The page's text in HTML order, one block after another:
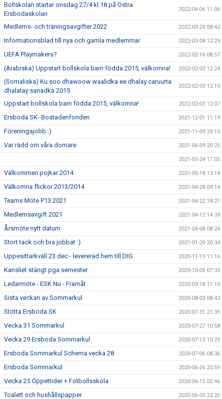
Bollskolan startar onsdag 27/4 kl 18 på Östra
Ersbodaskolan
2022-04-06 11:06
Medlems- och träningsavgifter 2022 2022-03-24 08:42
Informationsblad till nya och gamla medlemmar 2022-03-08 12:29
UEFA Playmakers? 2022-02-16 08:57
(Arabiska) Uppstart bollskola barn födda 2015, välkomna! 2022-02-03 12:24
(Somaliska) Ku soo dhawoow waalidka ee dhalay caruurta
dhalatay sanadka 2015
2022-02-03 12:15
Uppstart bollskola barn födda 2015, välkomna! 2022-02-03 12:07
Ersboda SK- Bostadenfonden 2021-12-01 11:19
Föreningsjobb :) 2021-11-09 20:15
Var rädd om våra domare 2021-06-09 20:25
2021-05-24 17:05
Välkommen pojkar 2014 2021-05-18 13:14
Välkomna flickor 2013/2014 2021-04-28 09:14
Teams Möte P13 2021 2021-04-22 18:27
Medlemsavgift 2021 2021-04-12 14:39
Årsmöte nytt datum 2021-04-08 08:24
Stort tack och bra jobbat :) 2021-01-20 20:34
Uppesittarkväll 23 dec - levererad hem till DIG 2020-11-19 11:16
Kansliet stängt pga semester 2020-10-05 07:35
Ledarmöte - ESK Nu - Framåt 2020-09-18 11:10
Sista veckan av Sommarkul 2020-08-03 08:42
Stötta Ersboda SK 2020-07-31 21:39
Vecka 31 Sommarkul 2020-07-27 10:58
Vecka 29 Ersboda Sommarkul 2020-07-13 10:25
Ersboda Sommarkul Schema vecka 28 2020-07-06 08:36
Ersboda Sommarkul 2020-06-26 20:59
Vecka 25 Öppettider + Fotbollsskola 2020-06-15 02:46
Toalett och hushållspapper 2020-06-05 22:20